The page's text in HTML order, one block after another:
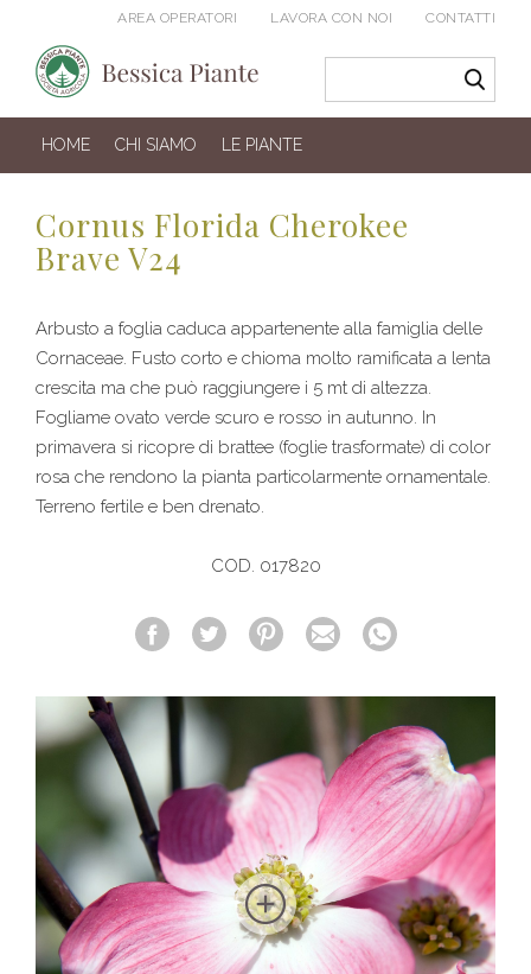
AREA OPERATORI LAVORA CON NOI CONTATTI
HOME CHI SIAMO LE PIANTE
Cornus Florida Cherokee
Brave V24
Arbusto a foglia caduca appartenente alla famiglia delle
Cornaceae. Fusto corto e chioma molto ramificata a lenta
crescita ma che può raggiungere i 5 mt di altezza.
Fogliame ovato verde scuro e rosso in autunno. In
primavera si ricopre di brattee (foglie trasformate) di color
rosa che rendono la pianta particolarmente ornamentale.
Terreno fertile e ben drenato.
COD. 017820